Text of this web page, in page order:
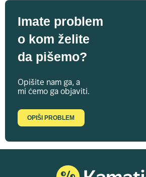
Imate problem
o kom želite
da pišemo?
Opišite nam ga, a
mi ćemo ga objaviti.
OPIŠI PROBLEM